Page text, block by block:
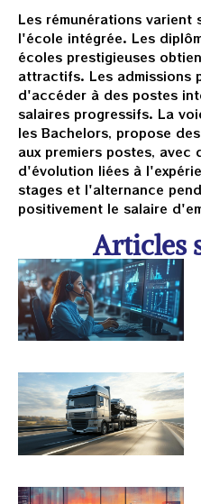
Articles
Les rémunérations
l'école intégrée. Les
écoles prestigieuses
attractifs. Les admissions
d'accéder à des postes
salaires progressifs. La
les Bachelors, propose
aux premiers postes, avec
d'évolution liées à
stages et l'alternance
positivement le salaire